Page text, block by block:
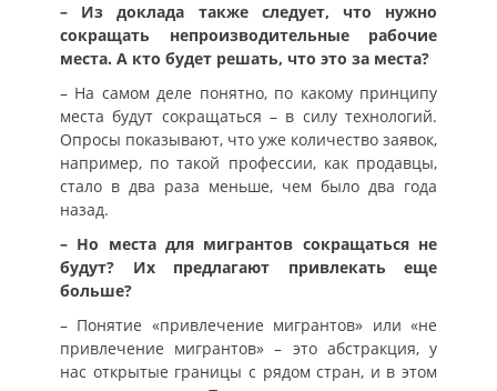
– Из доклада также следует, что нужно
сокращать непроизводительные рабочие
места. А кто будет решать, что это за места?
– На самом деле понятно, по какому принципу
места будут сокращаться – в силу технологий.
Опросы показывают, что уже количество заявок,
например, по такой профессии, как продавцы,
стало в два раза меньше, чем было два года
назад.
– Но места для мигрантов сокращаться не
будут? Их предлагают привлекать еще
больше?
– Понятие «привлечение мигрантов» или «не
привлечение мигрантов» – это абстракция, у
нас открытые границы с рядом стран, и в этом